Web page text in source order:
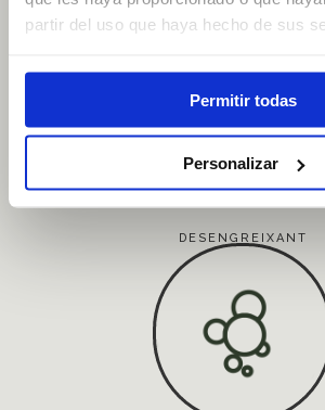
partir del uso que haya hecho de sus
Permitir todas
Personalizar
DESENGREIXANT